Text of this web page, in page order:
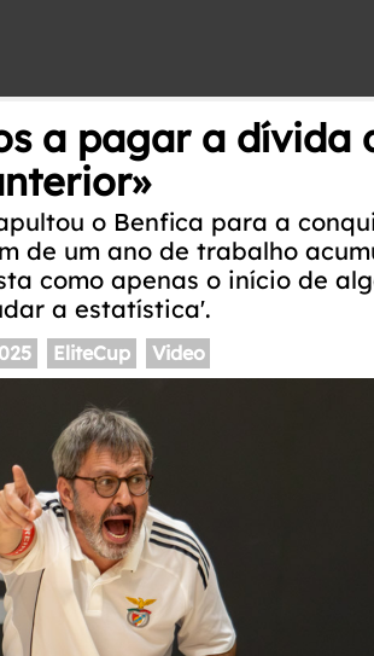
a pagar a dívida
o Benfica para a
de um ano de trabalho
como apenas o início de
a estatística'.
EliteCup Video